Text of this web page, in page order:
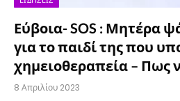
Εύβοια- SOS : Μητέρα
για το παιδί της που
χημειοθεραπεία – Πως
8 Απριλίου 2023